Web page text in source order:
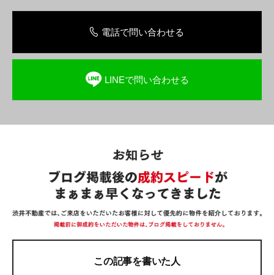
電話で問い合わせる
LINEで問い合わせる
この記事を書いた人